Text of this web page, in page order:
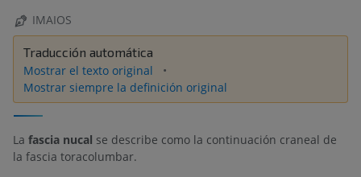
IMAIOS
Traducción automática
Mostrar el texto original
Mostrar siempre la definición original
La fascia nucal se describe como la continuación craneal de
la fascia toracolumbar.